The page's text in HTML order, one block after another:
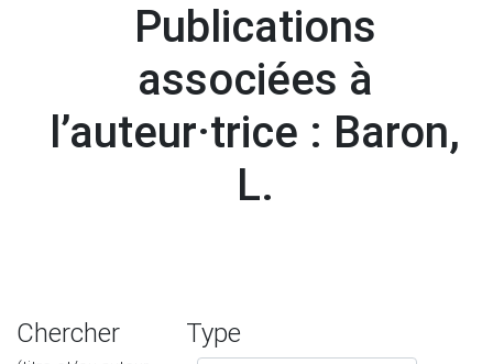
Publications
associées à
l’auteur·trice : Baron,
L.
Chercher Type